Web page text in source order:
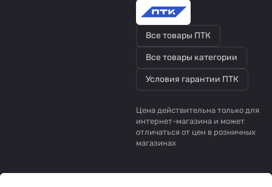
Все товары ПТК
Все товары категории
Условия гарантии ПТК
Цена действительна только для
интернет-магазина и может
отличаться от цен в розничных
магазинах